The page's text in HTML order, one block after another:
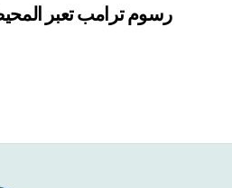
رسوم ترامب تعبر